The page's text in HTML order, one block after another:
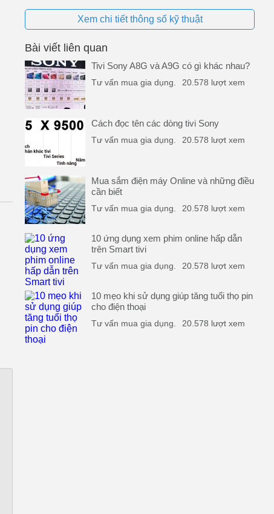
Xem chi tiết thông số kỹ thuật
Bài viết liên quan
Tivi Sony A8G và A9G có gì khác nhau?
Tư vấn mua gia dụng. 20.578 lượt xem
Cách đọc tên các dòng tivi Sony
Tư vấn mua gia dụng. 20.578 lượt xem
Mua sắm điện máy Online và những điều
cần biết
Tư vấn mua gia dụng. 20.578 lượt xem
10 ứng dụng xem phim online hấp dẫn
trên Smart tivi
Tư vấn mua gia dụng. 20.578 lượt xem
10 mẹo khi sử dụng giúp tăng tuổi thọ pin
cho điện thoại
Tư vấn mua gia dụng. 20.578 lượt xem